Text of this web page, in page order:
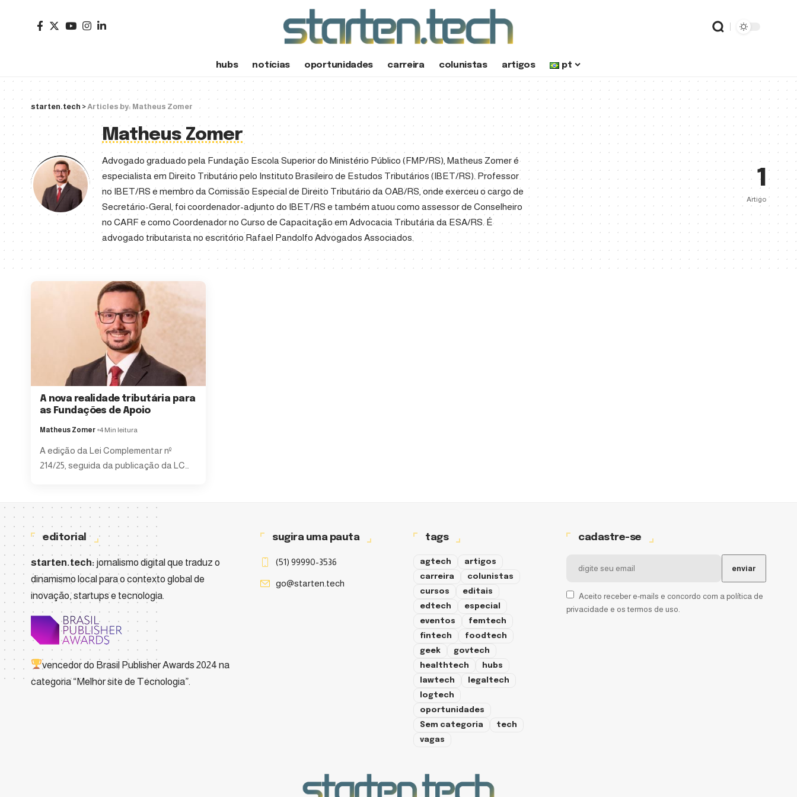
hubs notícias oportunidades carreira colunistas artigos pt
starten.tech >Articles by: Matheus Zomer
Matheus Zomer
Advogado graduado pela Fundação Escola Superior do Ministério Público (FMP/RS), Matheus Zomer é
especialista em Direito Tributário pelo Instituto Brasileiro de Estudos Tributários (IBET/RS). Professor
no IBET/RS e membro da Comissão Especial de Direito Tributário da OAB/RS, onde exerceu o cargo de
Secretário-Geral, foi coordenador-adjunto do IBET/RS e também atuou como assessor de Conselheiro
no CARF e como Coordenador no Curso de Capacitação em Advocacia Tributária da ESA/RS. É
advogado tributarista no escritório Rafael Pandolfo Advogados Associados.
1
Artigo
A nova realidade tributária para
as Fundações de Apoio
Matheus Zomer 4 Min leitura
A edição da Lei Complementar nº
214/25, seguida da publicação da LC
editorial
starten.tech: jornalismo digital que traduz o
dinamismo local para o contexto global de
inovação, startups e tecnologia.
vencedor do Brasil Publisher Awards 2024 na
categoria “Melhor site de Tecnologia”.
sugira uma pauta
(51) 99990-3536
go@starten.tech
tags
agtech
artigos
carreira
colunistas
cursos
editais
edtech
especial
eventos
femtech
fintech
foodtech
geek
govtech
healthtech
hubs
lawtech
legaltech
logtech
oportunidades
Sem categoria
tech
vagas
cadastre-se
Aceito receber e-mails e concordo com a política de
privacidade e os termos de uso.